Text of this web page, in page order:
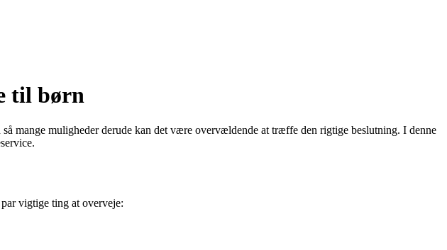
til børn
mange muligheder derude kan det være overvældende at træffe den rigtige beslutning. I denne
vigtige ting at overveje: